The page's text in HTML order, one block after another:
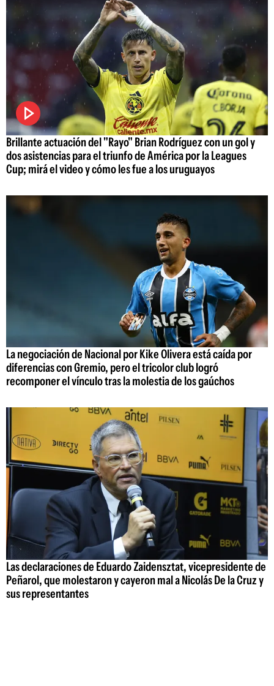
Brillante actuación del "Rayo" Brian Rodríguez con un gol y
dos asistencias para el triunfo de América por la Leagues
Cup; mirá el video y cómo les fue a los uruguayos
La negociación de Nacional por Kike Olivera está caída por
diferencias con Gremio, pero el tricolor club logró
recomponer el vínculo tras la molestia de los gaúchos
Las declaraciones de Eduardo Zaidensztat, vicepresidente de
Peñarol, que molestaron y cayeron mal a Nicolás De la Cruz y
sus representantes